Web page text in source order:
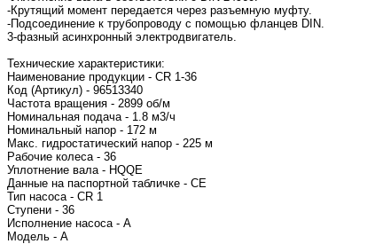
-Крутящий момент передается через разъемную муфту.
-Подсоединение к трубопроводу с помощью фланцев DIN.
3-фазный асинхронный электродвигатель.
Технические характеристики:
Наименование продукции - CR 1-36
Код (Артикул) - 96513340
Частота вращения - 2899 об/м
Номинальная подача - 1.8 м3/ч
Номинальный напор - 172 м
Макс. гидростатический напор - 225 м
Рабочие колеса - 36
Уплотнение вала - HQQE
Данные на паспортной табличке - CE
Тип насоса - CR 1
Ступени - 36
Исполнение насоса - A
Модель - A